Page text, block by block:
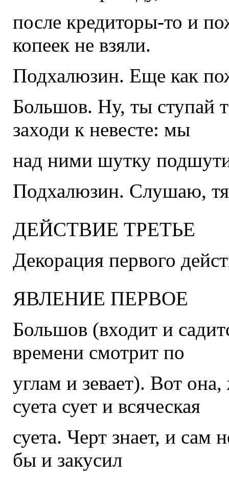
после кредиторы-то и
копеек не взяли.
Подхалюзин. Еще как
Большов. Ну, ты ступай
заходи к невесте: мы
над ними шутку
Подхалюзин. Слушаю,
ДЕЙСТВИЕ ТРЕТЬЕ
Декорация первого
ЯВЛЕНИЕ ПЕРВОЕ
Большов (входит и
времени смотрит по
углам и зевает). Вот
суета сует и всяческая
суета. Черт знает, и сам
бы и закусил